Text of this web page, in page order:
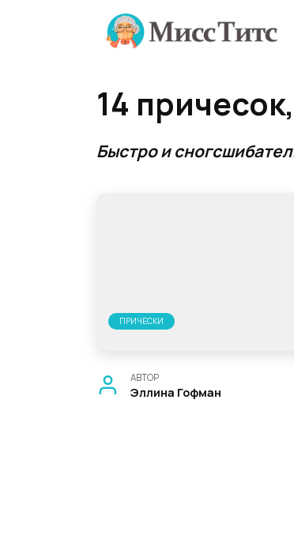
14
Быстро и
ПРИЧЕСКИ
АВТОР
Эллина Гофман